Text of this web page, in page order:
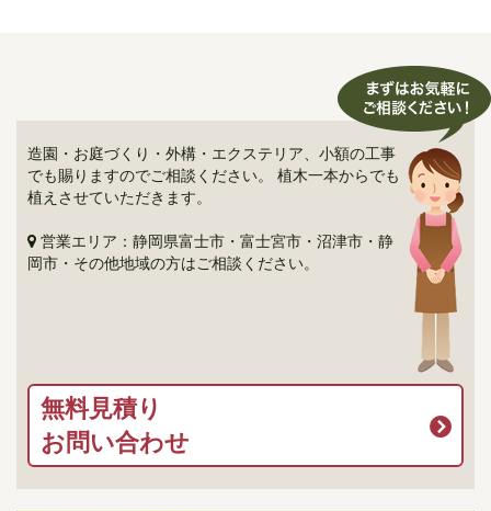
造園・お庭づくり・外構・エクステリア、小額の工事
でも賜りますのでご相談ください。 植木一本からでも
植えさせていただきます。
営業エリア：静岡県富士市・富士宮市・沼津市・静
岡市・その他地域の方はご相談ください。
無料見積り
お問い合わせ